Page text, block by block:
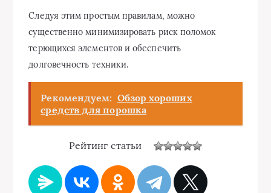
Следуя этим простым правилам, можно
существенно минимизировать риск поломок
терющихся элементов и обеспечить
долговечность техники.
Рекомендуем: Обзор хороших
средств для порошка
Рейтинг статьи